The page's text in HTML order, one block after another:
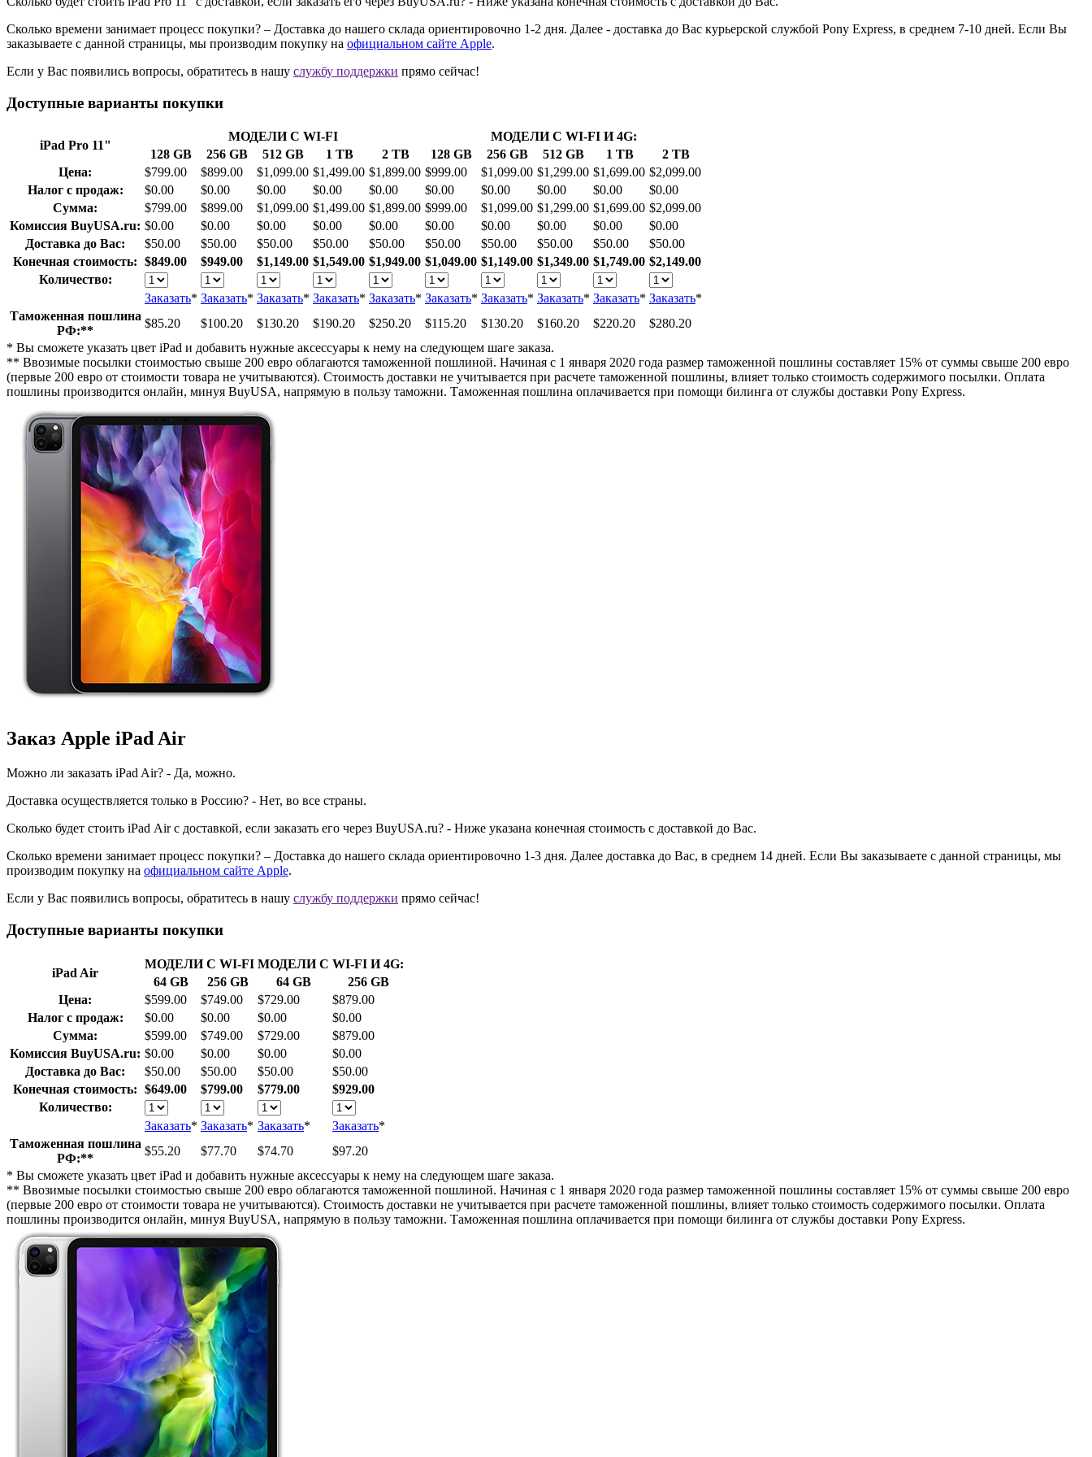
Сколько времени занимает процесс покупки? – Доставка до нашего склада ориентировочно 1-2 дня. Далее - доставка до Вас курьерской службой Pony Express, в среднем 7-10 дней. Если Вы
заказываете с данной страницы, мы производим покупку на официальном сайте Apple.
Если у Вас появились вопросы, обратитесь в нашу cлужбу поддержки прямо сейчас!
Доступные варианты покупки
iPad Pro 11"
МОДЕЛИ С WI-FI
МОДЕЛИ С WI-FI И 4G:
128 GB
256 GB 512 GB 1 TB 2 TB 128 GB 256 GB 512 GB 1 TB
2 TB
Цена:
$799.00 $899.00 $1,099.00 $1,499.00 $1,899.00 $999.00 $1,099.00 $1,299.00 $1,699.00 $2,099.00
Налог с продаж:
$0.00 $0.00 $0.00 $0.00 $0.00 $0.00 $0.00 $0.00 $0.00
$0.00
Сумма:
$799.00 $899.00 $1,099.00 $1,499.00 $1,899.00 $999.00 $1,099.00 $1,299.00 $1,699.00 $2,099.00
Комиссия BuyUSA.ru: $0.00 $0.00 $0.00 $0.00 $0.00 $0.00 $0.00 $0.00 $0.00
$0.00
Доставка до Вас:
$50.00 $50.00 $50.00 $50.00 $50.00 $50.00 $50.00 $50.00 $50.00
$50.00
Конечная стоимость: $849.00 $949.00 $1,149.00 $1,549.00 $1,949.00 $1,049.00 $1,149.00 $1,349.00 $1,749.00 $2,149.00
Количество:
Заказать* Заказать* Заказать* Заказать* Заказать* Заказать* Заказать* Заказать* Заказать* Заказать*
Таможенная пошлина
РФ:**
$85.20 $100.20 $130.20 $190.20 $250.20 $115.20 $130.20 $160.20 $220.20
$280.20
* Вы сможете указать цвет iPad и добавить нужные аксессуары к нему на следующем шаге заказа.
** Ввозимые посылки стоимостью свыше 200 евро облагаются таможенной пошлиной. Начиная с 1 января 2020 года размер таможенной пошлины составляет 15% от суммы свыше 200 евро
(первые 200 евро от стоимости товара не учитываются). Стоимость доставки не учитывается при расчете таможенной пошлины, влияет только стоимость содержимого посылки. Оплата
пошлины производится онлайн, минуя BuyUSA, напрямую в пользу таможни. Таможенная пошлина оплачивается при помощи билинга от службы доставки Pony Express.
Заказ Apple iPad Air
Можно ли заказать iPad Air? - Да, можно.
Доставка осуществляется только в Россию? - Нет, во все страны.
Сколько будет стоить iPad Air с доставкой, если заказать его через BuyUSA.ru? - Ниже указана конечная стоимость с доставкой до Вас.
Сколько времени занимает процесс покупки? – Доставка до нашего склада ориентировочно 1-3 дня. Далее доставка до Вас, в среднем 14 дней. Если Вы заказываете с данной страницы, мы
производим покупку на официальном сайте Apple.
Если у Вас появились вопросы, обратитесь в нашу cлужбу поддержки прямо сейчас!
Доступные варианты покупки
iPad Air
МОДЕЛИ С WI-FI МОДЕЛИ С WI-FI И 4G:
64 GB
256 GB 64 GB
256 GB
Цена:
$599.00 $749.00 $729.00
$879.00
Налог с продаж:
$0.00 $0.00 $0.00
$0.00
Сумма:
$599.00 $749.00 $729.00
$879.00
Комиссия BuyUSA.ru: $0.00 $0.00 $0.00
$0.00
Доставка до Вас:
$50.00 $50.00 $50.00
$50.00
Конечная стоимость: $649.00 $799.00 $779.00
$929.00
Количество:
Заказать* Заказать* Заказать* Заказать*
Таможенная пошлина
РФ:**
$55.20 $77.70 $74.70
$97.20
* Вы сможете указать цвет iPad и добавить нужные аксессуары к нему на следующем шаге заказа.
** Ввозимые посылки стоимостью свыше 200 евро облагаются таможенной пошлиной. Начиная с 1 января 2020 года размер таможенной пошлины составляет 15% от суммы свыше 200 евро
(первые 200 евро от стоимости товара не учитываются). Стоимость доставки не учитывается при расчете таможенной пошлины, влияет только стоимость содержимого посылки. Оплата
пошлины производится онлайн, минуя BuyUSA, напрямую в пользу таможни. Таможенная пошлина оплачивается при помощи билинга от службы доставки Pony Express.